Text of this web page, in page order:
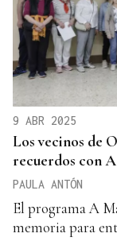
9 ABR 2025
Los vecinos de
recuerdos con
PAULA ANTÓN
El programa A
memoria para